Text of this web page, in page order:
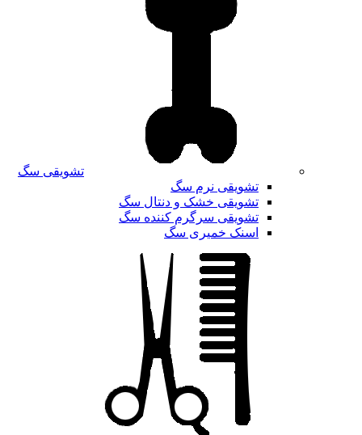
تشویقی سگ
تشویقی نرم سگ
تشویقی خشک و دنتال سگ
تشویقی سرگرم کننده سگ
اسنک خمیری سگ